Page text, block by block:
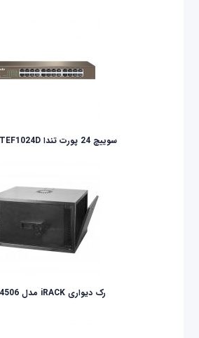
سوییچ 24 پورت تندا TENDA TEF1024D
رک دیواری iRACK مدل TRE-4506